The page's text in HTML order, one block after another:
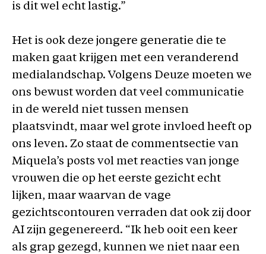
is dit wel echt lastig.”
Het is ook deze jongere generatie die te
maken gaat krijgen met een veranderend
medialandschap. Volgens Deuze moeten we
ons bewust worden dat veel communicatie
in de wereld niet tussen mensen
plaatsvindt, maar wel grote invloed heeft op
ons leven. Zo staat de commentsectie van
Miquela’s posts vol met reacties van jonge
vrouwen die op het eerste gezicht echt
lijken, maar waarvan de vage
gezichtscontouren verraden dat ook zij door
AI zijn gegenereerd. “Ik heb ooit een keer
als grap gezegd, kunnen we niet naar een